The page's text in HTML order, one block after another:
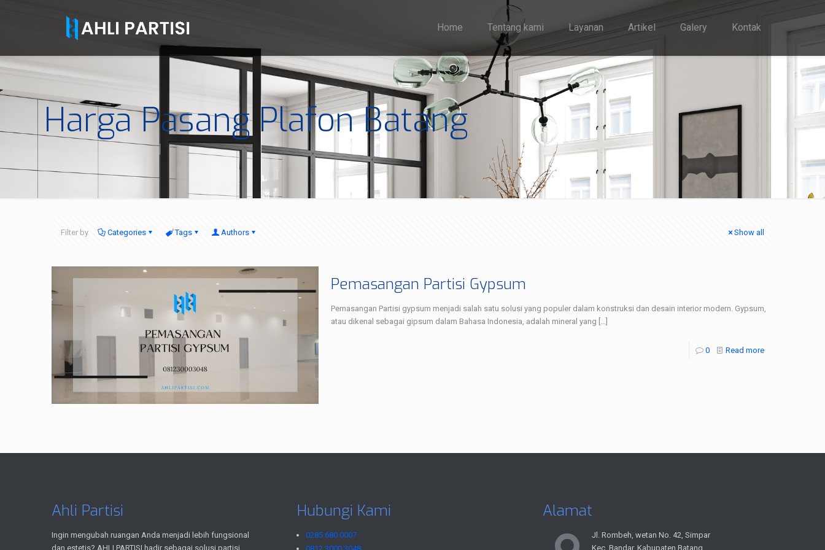
Home Tentang kami Layanan Artikel Galery Kontak
Harga Pasang Plafon Batang
Filter by Categories Tags Authors Show all
Pemasangan Partisi Gypsum
Pemasangan Partisi gypsum menjadi salah satu solusi yang populer dalam konstruksi dan desain interior modern. Gypsum,
atau dikenal sebagai gipsum dalam Bahasa Indonesia, adalah mineral yang […]
0 Read more
Ahli Partisi
Ingin mengubah ruangan Anda menjadi lebih fungsional
dan estetis? AHLI PARTISI hadir sebagai solusi partisi
Hubungi Kami
0285 680 0007
Alamat
Jl. Rombeh, wetan No. 42, Simpar
Kec. Bandar, Kabupaten Batang